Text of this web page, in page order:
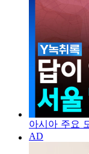
아시아 주요